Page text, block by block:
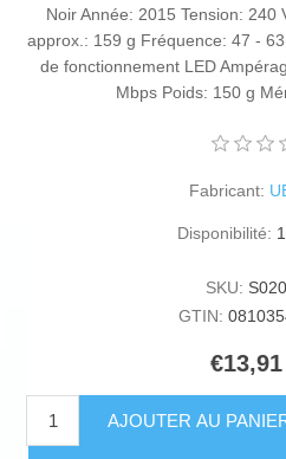
Noir Année: 2015 Tension: 240
approx.: 159 g Fréquence: 47 -
de fonctionnement LED
Mbps Poids: 150 g
Fabricant:
Disponibilité:
SKU:
GTIN:
AJOUTER AU